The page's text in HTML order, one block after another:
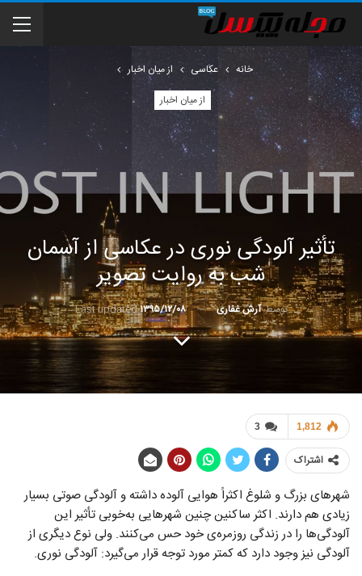
خانه عکاسی
از میان اخبار
از میان اخبار
تأثیر آلودگی نوری در عکاسی از آسمان
شب به روایت تصویر
توسطآرش غفاری Last updated۱۳۹۵/۱۲/۰۸
3 1,812
اشتراک
شهرهای بزرگ و شلوغ اکثراً هوایی آلوده داشته و آلودگی صوتی بسیار
زیادی هم دارند. اکثر ساکنین چنین شهرهایی به‌خوبی تأثیر این
آلودگی‌ها را در زندگی روزمره‌ی خود حس می‌کنند. ولی نوع دیگری از
آلودگی نیز وجود دارد که کمتر مورد توجه قرار می‌گیرد: آلودگی نوری.